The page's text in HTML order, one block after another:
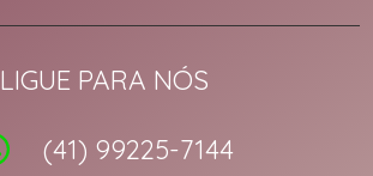
LIGUE PARA NÓS
(41) 99225-7144